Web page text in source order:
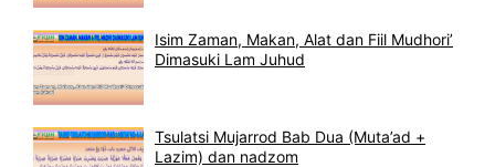
Isim Zaman, Makan, Alat dan Fiil Mudhori’
Dimasuki Lam Juhud
Tsulatsi Mujarrod Bab Dua (Muta’ad +
Lazim) dan nadzom